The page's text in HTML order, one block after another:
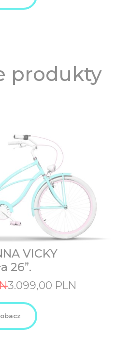
produkty
VICKY
26”.
Original
price
3.449,00
PLN.
3.099,00 PLN